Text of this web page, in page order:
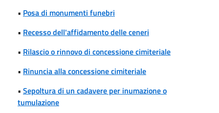
• Posa di monumenti funebri
• Recesso dell'affidamento delle ceneri
• Rilascio o rinnovo di concessione cimiteriale
• Rinuncia alla concessione cimiteriale
• Sepoltura di un cadavere per inumazione o
tumulazione